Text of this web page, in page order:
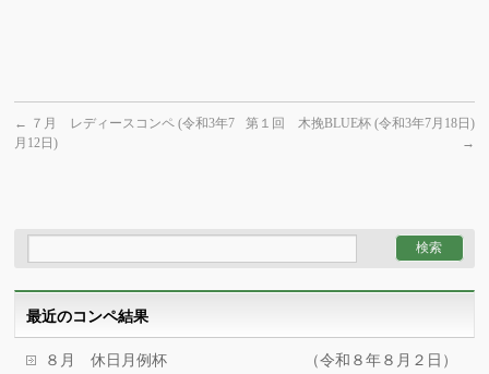
← ７月 レディースコンペ (令和3年7
月12日)
第１回 木挽BLUE杯 (令和3年7月18日)
→
最近のコンペ結果
８月 休日月例杯 （令和８年８月２日）